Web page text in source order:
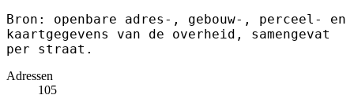
Bron: openbare adres-, gebouw-, perceel- en
kaartgegevens van de overheid, samengevat
per straat.
Adressen
105